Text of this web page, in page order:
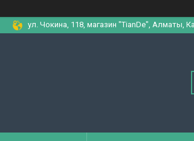
ул. Чокина, 118, магазин "TianDe", Алматы,